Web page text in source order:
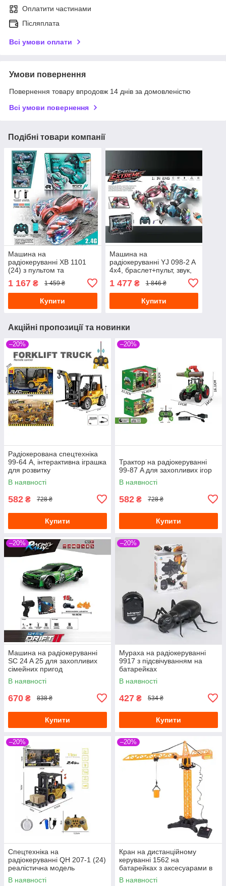
Оплатити частинами
Післяплата
Всі умови оплати
Умови повернення
Повернення товару впродовж 14 днів за домовленістю
Всі умови повернення
Подібні товари компанії
Машина на
радіокеруванні XB 1101
(24) з пультом та
світло, в 2 кольорах
1 167 ₴ 1 459 ₴
Купити
Машина на
радіокеруванні YJ 098-2 A
4х4, браслет+пульт, звук,
асортименті
1 477₴ 1 846 ₴
Купити
Акційні пропозиції та новинки
–20%
Радіокерована спецтехніка
99-64 A, інтерактивна іграшка
для розвитку
В наявності
582 ₴ 728 ₴
Купити
–20%
Трактор на радіокеруванні
99-87 A для захопливих ігор
В наявності
582 ₴ 728 ₴
Купити
–20%
Машина на радіокеруванні
SC 24 A 25 для захопливих
сімейних пригод
В наявності
670 ₴ 838 ₴
Купити
–20%
Мураха на радіокеруванні
9917 з підсвічуванням на
батарейках
В наявності
427 ₴ 534 ₴
Купити
–20%
Спецтехніка на
радіокеруванні QH 207-1 (24)
реалістична модель
В наявності
–20%
Кран на дистанційному
керуванні 1562 на
батарейках з аксесуарами в
коробці
В наявності